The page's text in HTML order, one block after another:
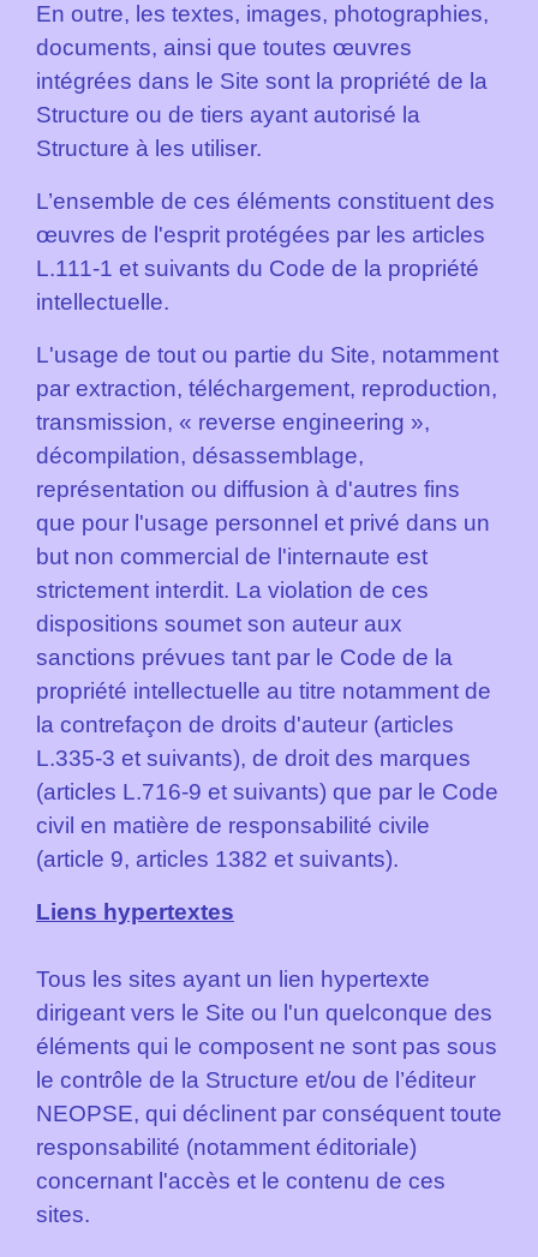
En outre, les textes, images, photographies,
documents, ainsi que toutes œuvres
intégrées dans le Site sont la propriété de la
Structure ou de tiers ayant autorisé la
Structure à les utiliser.
L’ensemble de ces éléments constituent des
œuvres de l'esprit protégées par les articles
L.111-1 et suivants du Code de la propriété
intellectuelle.
L'usage de tout ou partie du Site, notamment
par extraction, téléchargement, reproduction,
transmission, « reverse engineering »,
décompilation, désassemblage,
représentation ou diffusion à d'autres fins
que pour l'usage personnel et privé dans un
but non commercial de l'internaute est
strictement interdit. La violation de ces
dispositions soumet son auteur aux
sanctions prévues tant par le Code de la
propriété intellectuelle au titre notamment de
la contrefaçon de droits d'auteur (articles
L.335-3 et suivants), de droit des marques
(articles L.716-9 et suivants) que par le Code
civil en matière de responsabilité civile
(article 9, articles 1382 et suivants).
Liens hypertextes
Tous les sites ayant un lien hypertexte
dirigeant vers le Site ou l'un quelconque des
éléments qui le composent ne sont pas sous
le contrôle de la Structure et/ou de l’éditeur
NEOPSE, qui déclinent par conséquent toute
responsabilité (notamment éditoriale)
concernant l'accès et le contenu de ces
sites.